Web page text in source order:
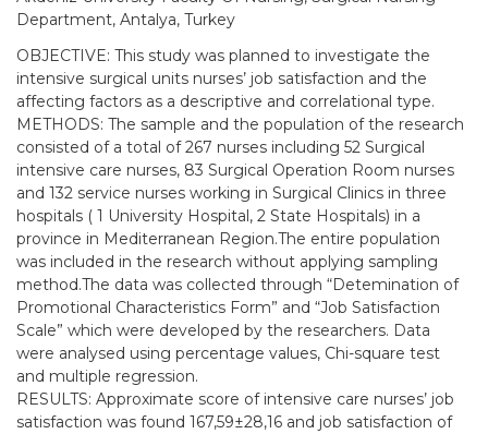
Department, Antalya, Turkey
OBJECTIVE: This study was planned to investigate the
intensive surgical units nurses’ job satisfaction and the
affecting factors as a descriptive and correlational type.
METHODS: The sample and the population of the research
consisted of a total of 267 nurses including 52 Surgical
intensive care nurses, 83 Surgical Operation Room nurses
and 132 service nurses working in Surgical Clinics in three
hospitals ( 1 University Hospital, 2 State Hospitals) in a
province in Mediterranean Region.The entire population
was included in the research without applying sampling
method.The data was collected through “Detemination of
Promotional Characteristics Form” and “Job Satisfaction
Scale” which were developed by the researchers. Data
were analysed using percentage values, Chi-square test
and multiple regression.
RESULTS: Approximate score of intensive care nurses’ job
satisfaction was found 167,59±28,16 and job satisfaction of